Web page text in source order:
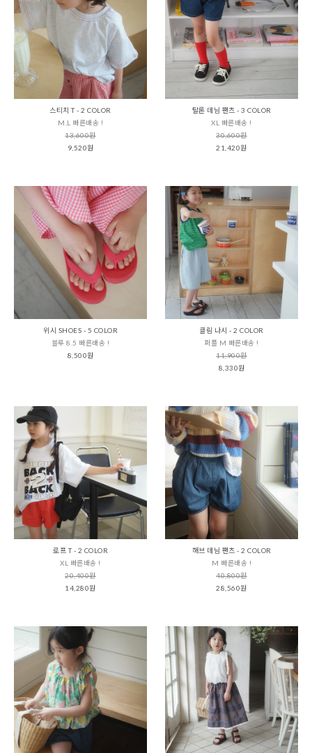
스티치 T - 2 COLOR
M,L 빠른배송 !
13,600원
9,520원
탈론 데님 팬츠 - 3 COLOR
XL 빠른배송 !
30,600원
21,420원
위시 SHOES - 5 COLOR
블루 8.5 빠른배송 !
8,500원
클림 나시 - 2 COLOR
퍼플 M 빠른배송 !
11,900원
8,330원
로프 T - 2 COLOR
XL 빠른배송 !
20,400원
14,280원
해브 데님 팬츠 - 2 COLOR
M 빠른배송 !
40,800원
28,560원